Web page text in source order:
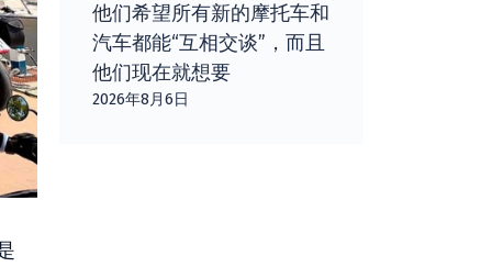
他们希望所有新的摩托车和
汽车都能“互相交谈”，而且
他们现在就想要
2026年8月6日